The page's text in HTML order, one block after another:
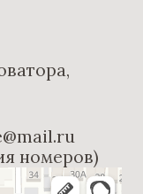
номеров)